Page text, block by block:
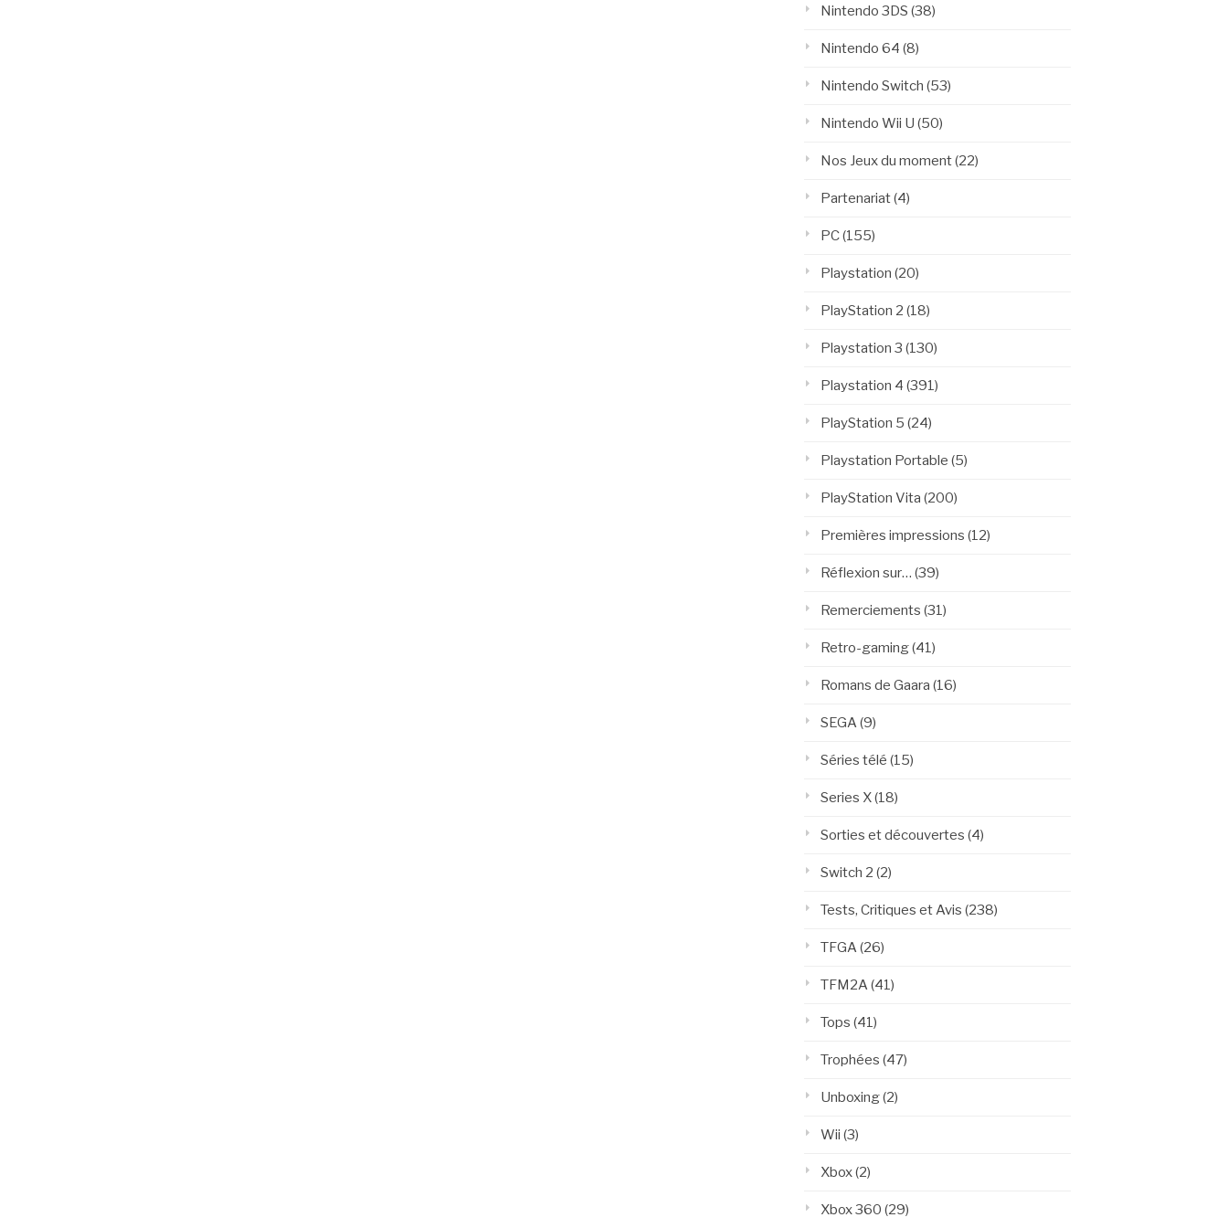
Nintendo 3DS (38)
Nintendo 64 (8)
Nintendo Switch (53)
Nintendo Wii U (50)
Nos Jeux du moment(22)
Partenariat(4)
PC(155)
Playstation (20)
PlayStation 2 (18)
Playstation 3 (130)
Playstation 4 (391)
PlayStation 5 (24)
Playstation Portable (5)
PlayStation Vita (200)
Premières impressions (12)
Réflexion sur… (39)
Remerciements (31)
Retro-gaming(41)
Romans de Gaara (16)
SEGA (9)
Séries télé (15)
Series X(18)
Sorties et découvertes (4)
Switch 2 (2)
Tests, Critiques et Avis (238)
TFGA (26)
TFM2A (41)
Tops (41)
Trophées (47)
Unboxing(2)
Wii (3)
Xbox(2)
Xbox 360 (29)